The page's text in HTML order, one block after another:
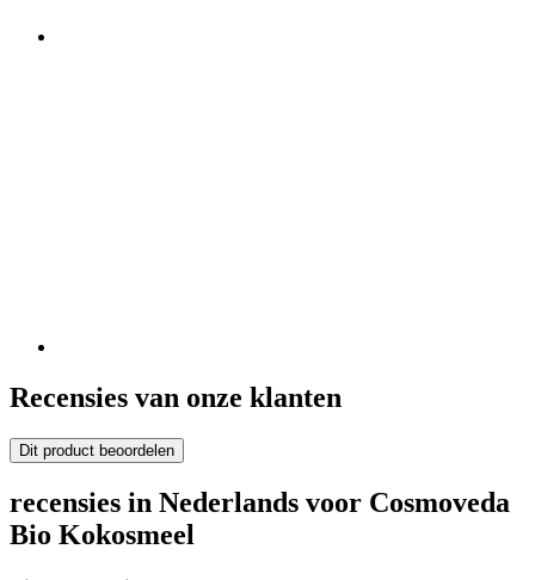
Recensies van onze klanten
Dit product beoordelen
recensies in Nederlands voor Cosmoveda
Bio Kokosmeel